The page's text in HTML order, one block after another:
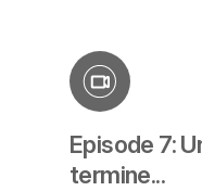
Episode 7:
termine...